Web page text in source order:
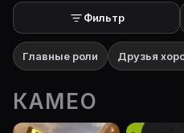
Фильтр
Главные роли Друзья
КАМЕО